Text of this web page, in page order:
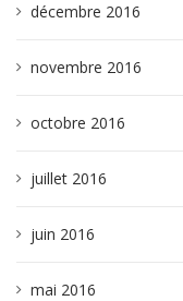
décembre 2016
novembre 2016
octobre 2016
juillet 2016
juin 2016
mai 2016